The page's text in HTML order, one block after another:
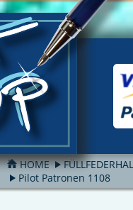
HOME
Pilot Patronen 1108